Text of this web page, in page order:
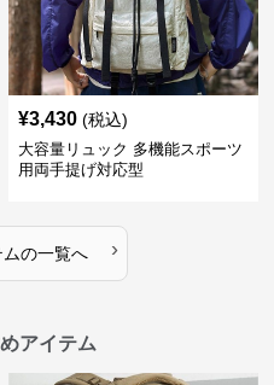
¥3,430 (税込)
大容量リュック 多機能スポーツ
用両手提げ対応型
の一覧へ ›
アイテム